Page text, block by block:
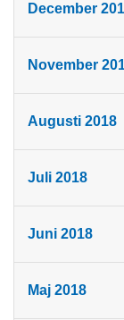
December
November
Augusti 2018
Juli 2018
Juni 2018
Maj 2018